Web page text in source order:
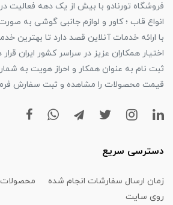
فروشگاه تورنادو با بیش از یک دهه فعالیت
انواع قاب ؛ کاور و لوازم جانبی گوشی به
با ارائه خدمات آنلاین قصد دارد تا بهترین
اختیار همکاران عزیز در سراسر کشور ایران
قیمت محصولات را مشاهده و ثبت سفارش
دسترسی سریع
زمان ارسال سفارشات انجام شده
روی سایت